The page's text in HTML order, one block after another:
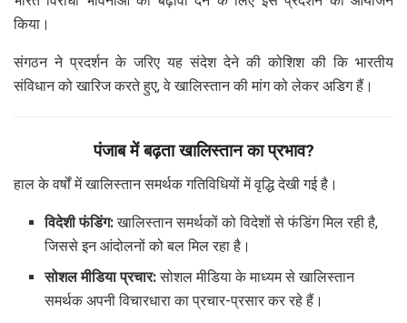
किया।
संगठन ने प्रदर्शन के जरिए यह संदेश देने की कोशिश की कि भारतीय
संविधान को खारिज करते हुए, वे खालिस्तान की मांग को लेकर अडिग हैं।
पंजाब में बढ़ता खालिस्तान का प्रभाव?
हाल के वर्षों में खालिस्तान समर्थक गतिविधियों में वृद्धि देखी गई है।
विदेशी फंडिंग:खालिस्तान समर्थकों को विदेशों से फंडिंग मिल रही है,
जिससे इन आंदोलनों को बल मिल रहा है।
सोशल मीडिया प्रचार:सोशल मीडिया के माध्यम से खालिस्तान
समर्थक अपनी विचारधारा का प्रचार-प्रसार कर रहे हैं।